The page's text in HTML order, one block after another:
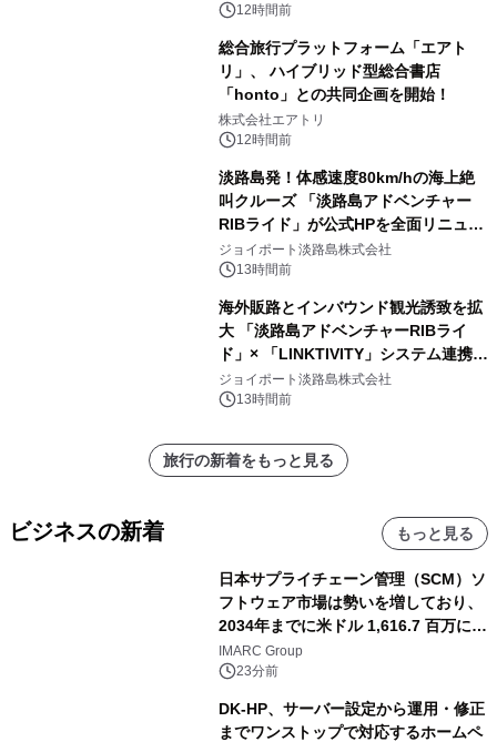
12時間前
総合旅行プラットフォーム「エアト
リ」、 ハイブリッド型総合書店
「honto」との共同企画を開始！
株式会社エアトリ
12時間前
淡路島発！体感速度80km/hの海上絶
叫クルーズ 「淡路島アドベンチャー
RIBライド」が公式HPを全面リニュー
アル！ ～スマホで即予約完了の「スマ
ート設計」へ刷新～
ジョイポート淡路島株式会社
13時間前
海外販路とインバウンド観光誘致を拡
大 「淡路島アドベンチャーRIBライ
ド」× 「LINKTIVITY」システム連携を
開始！
ジョイポート淡路島株式会社
13時間前
旅行の新着をもっと見る
ビジネスの新着 もっと見る
日本サプライチェーン管理（SCM）ソ
フトウェア市場は勢いを増しており、
2034年までに米ドル 1,616.7 百万に達
し、CAGR 3.42%で成長すると予測
IMARC Group
23分前
DK-HP、サーバー設定から運用・修正
までワンストップで対応するホームペ